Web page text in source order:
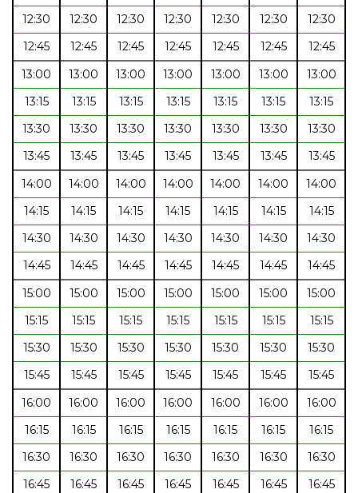
12:30
12:30 12:30 12:30 12:30 12:30
12:30
12:45
12:45 12:45 12:45 12:45 12:45
12:45
13:00
13:00 13:00 13:00 13:00 13:00
13:00
13:15
13:15 13:15 13:15 13:15 13:15
13:15
13:30
13:30 13:30 13:30 13:30 13:30
13:30
13:45
13:45 13:45 13:45 13:45 13:45
13:45
14:00
14:00 14:00 14:00 14:00 14:00
14:00
14:15
14:15 14:15 14:15 14:15 14:15
14:15
14:30
14:30 14:30 14:30 14:30 14:30
14:30
14:45
14:45 14:45 14:45 14:45 14:45
14:45
15:00
15:00 15:00 15:00 15:00 15:00
15:00
15:15
15:15 15:15 15:15 15:15 15:15
15:15
15:30
15:30 15:30 15:30 15:30 15:30
15:30
15:45
15:45 15:45 15:45 15:45 15:45
15:45
16:00
16:00 16:00 16:00 16:00 16:00
16:00
16:15
16:15 16:15 16:15 16:15 16:15
16:15
16:30
16:30 16:30 16:30 16:30 16:30
16:30
16:45
16:45 16:45 16:45 16:45 16:45
16:45